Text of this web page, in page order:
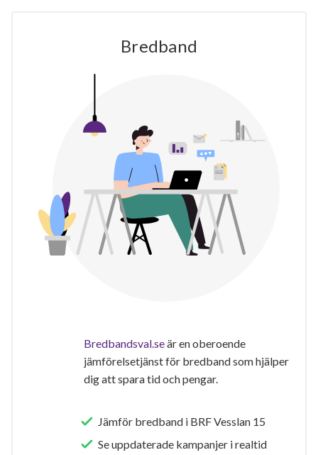
Bredband
Bredbandsval.seär en oberoende
jämförelsetjänst för bredband som hjälper
dig att spara tid och pengar.
Jämför bredband i BRF Vesslan 15
Se uppdaterade kampanjer i realtid